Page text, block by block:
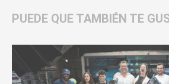
PUEDE QUE TAMBIÉN TE